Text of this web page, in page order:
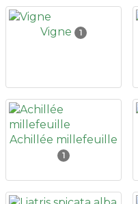
Vigne 1
Achillée millefeuille
1